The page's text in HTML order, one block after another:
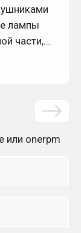
лампы
части,
или onerpm